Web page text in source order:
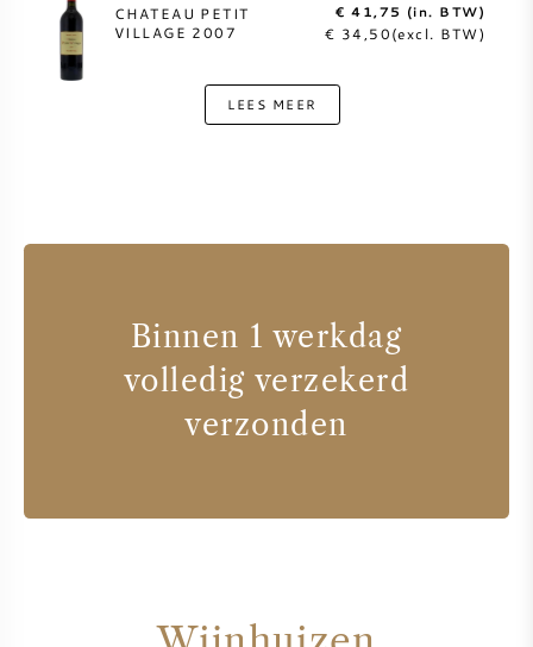
CHATEAU PETIT
VILLAGE 2007
€ 41,75 (in. BTW)
€ 34,50(excl. BTW)
LEES MEER
Binnen 1 werkdag
volledig verzekerd
verzonden